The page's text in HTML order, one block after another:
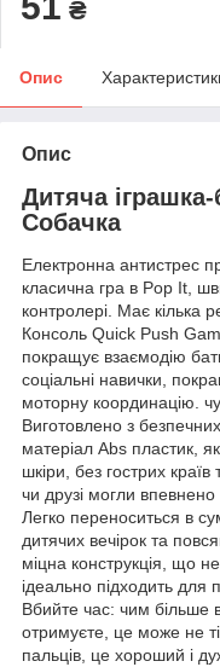
₴
Опис
Опис
Дитяча
Собачка
Електронна антистрес
класична гра в Pop It,
контролері. Має кілька
Консоль Quick Push
покращує взаємодію
соціальні навички,
моторну координацію.
Виготовлено з
матеріал Abs пластик,
шкіри, без гострих
чи друзі могли
Легко переноситься в
дитячих вечірок та
міцна конструкція, що
ідеально підходить для
Вбийте час: чим більше
отримуєте, це може не
пальців, це хороший і